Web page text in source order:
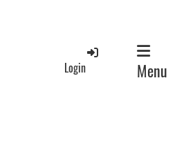
Login Menu